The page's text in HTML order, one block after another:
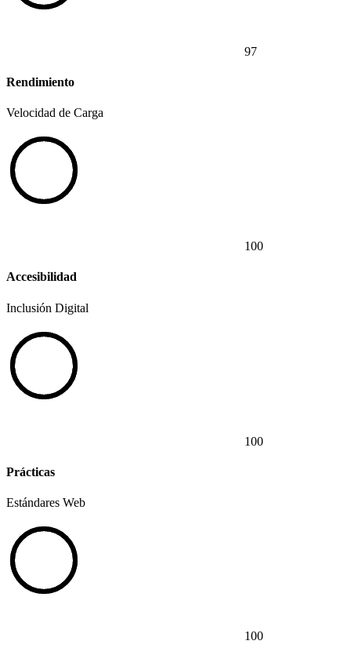
97
Rendimiento
Velocidad de Carga
100
Accesibilidad
Inclusión Digital
100
Prácticas
Estándares Web
100